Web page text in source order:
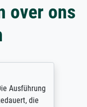
over ons
Ausführung
die